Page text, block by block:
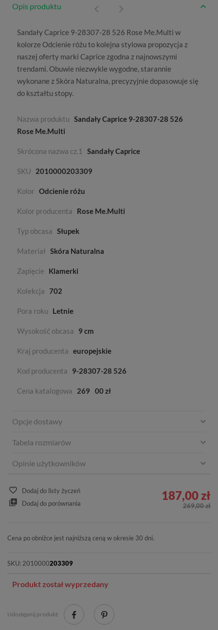
Opis produktu
Sandały Caprice 9-28307-28 526 Rose Me.Multi w
kolorze Odcienie różu to kolejna stylowa propozycja z
naszej oferty marki Caprice zgodna z najnowszymi
trendami. Obuwie niezwykle wygodne, starannie
wykonane zSkóra Naturalna, precyzyjnie dopasowuje się
do kształtu stopy.
Nazwa produktu Sandały Caprice 9-28307-28 526
Rose Me.Multi
Skrócona nazwa cz.1 Sandały Caprice
SKU 2010000203309
Kolor Odcienie różu
Kolor producenta Rose Me.Multi
Typ obcasa Słupek
Materiał Skóra Naturalna
Zapięcie Klamerki
Kolekcja 702
Pora roku Letnie
Wysokość obcasa 9 cm
Kraj producenta europejskie
Kod producenta 9-28307-28 526
Cena katalogowa 269 00 zł
Opcje dostawy
Tabela rozmiarów
Opinie użytkowników
Dodaj do listy życzeń
Dodaj do porównania
187,00 zł
269,00 zł
Cena po obniżce jest najniższą ceną w okresie 30 dni.
SKU: 2010000203309
Produkt został wyprzedany
Udostępnij produkt: